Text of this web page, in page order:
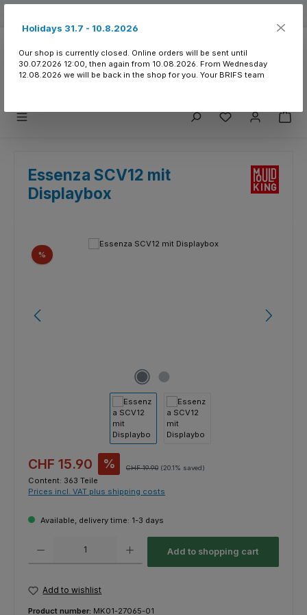
You have 0
Essenza SCV12 mit
Displaybox
Skip image gallery
% Discount
Sale price:
CHF 15.90 % Regular price:
CHF 19.90 (20.1% saved)
Content: 363 Teile
Prices incl. VAT plus shipping costs
Available, delivery time: 1-3 days
Add to shopping cart
Add to wishlist
Product number: MK01-27065-01
Holidays 31.7 - 10.8.2026
Our shop is currently closed. Online orders will be sent until
30.07.2026 12:00, then again from 10.08.2026. From Wednesday
12.08.2026 we will be back in the shop for you. Your BRIFS team